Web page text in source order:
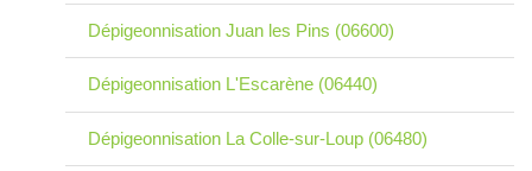
Dépigeonnisation Juan les Pins (06600)
Dépigeonnisation L'Escarène (06440)
Dépigeonnisation La Colle-sur-Loup (06480)